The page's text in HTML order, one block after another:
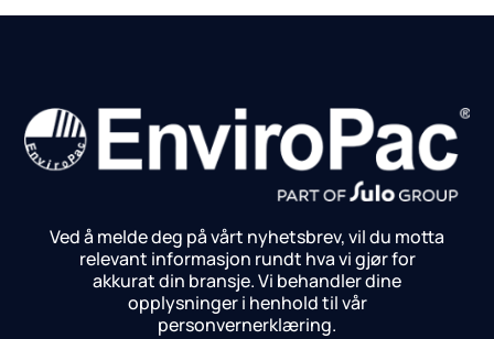
Ved å melde deg på vårt nyhetsbrev, vil du motta
relevant informasjon rundt hva vi gjør for
akkurat din bransje.Vi behandler dine
opplysninger i henhold til vår
personvernerklæring.